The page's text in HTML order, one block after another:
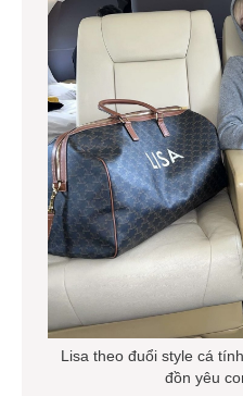
Lisa theo đuổi style cá
đồn yêu